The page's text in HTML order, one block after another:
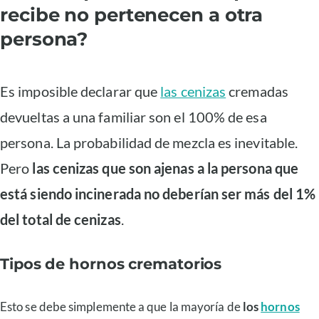
recibe no pertenecen a otra
persona?
Es imposible declarar que las cenizas cremadas
devueltas a una familiar son el 100% de esa
persona. La probabilidad de mezcla es inevitable.
Pero las cenizas que son ajenas a la persona que
está siendo incinerada no deberían ser más del 1%
del total de cenizas.
Tipos de hornos crematorios
Esto se debe simplemente a que la mayoría deloshornos